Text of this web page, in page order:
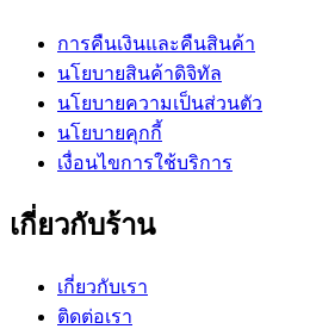
การคืนเงินและคืนสินค้า
นโยบายสินค้าดิจิทัล
นโยบายความเป็นส่วนตัว
นโยบายคุกกี้
เงื่อนไขการใช้บริการ
เกี่ยวกับร้าน
เกี่ยวกับเรา
ติดต่อเรา